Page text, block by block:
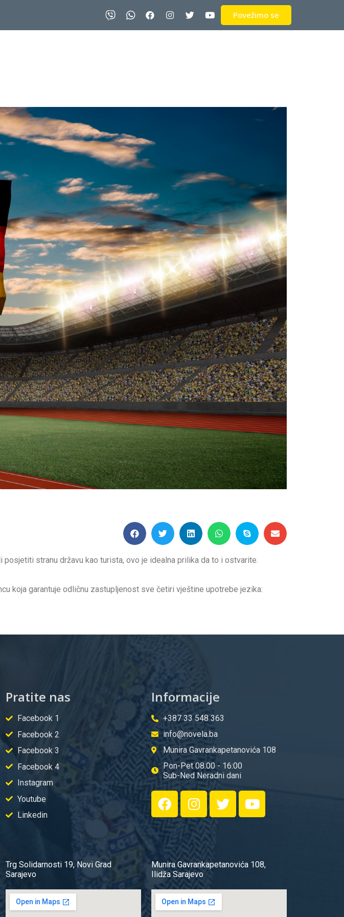
Povežimo se
stranu državu kao turista, ovo je idealna prilika da to i ostvarite.
koja garantuje odličnu zastupljenost sve četiri vještine upotrebe jezika:
Pratite nas
Facebook 1
Facebook 2
Facebook 3
Facebook 4
Instagram
Youtube
Linkedin
Informacije
+387 33 548 363
info@novela.ba
Munira Gavrankapetanovića 108
Pon-Pet 08:00 - 16:00
Sub-Ned Neradni dani
Trg Solidarnosti 19, Novi Grad
Sarajevo
Munira Gavrankapetanovića 108,
Ilidža Sarajevo